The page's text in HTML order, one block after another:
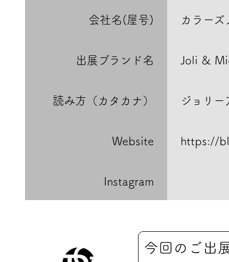
会社名(屋号) カラーズ
出展ブランド名 Joli &
読み方（カタカナ） ジョリ
Website https://
Instagram
今回のご出